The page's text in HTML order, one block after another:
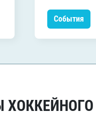
События